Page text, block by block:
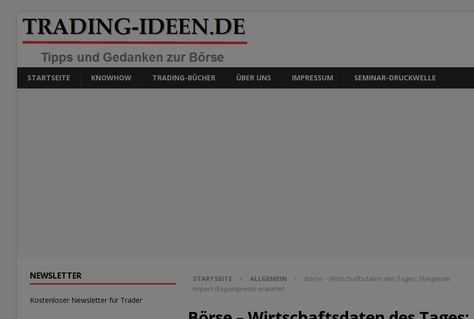
STARTSEITE KNOWHOW TRADING-BÜCHER ÜBER UNS IMPRESSUM SEMINAR-DRUCKWELLE
STARTSEITE ALLGEMEIN
Börse – Wirtschaftsdaten des Tages: Steigende
Import-/Exportpreise erwartet
NEWSLETTER
Kostenloser Newsletter für Trader